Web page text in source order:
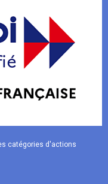
catégories d'actions